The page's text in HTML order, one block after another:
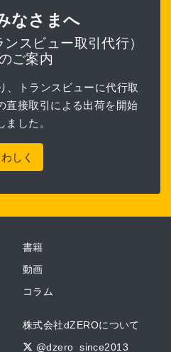
なさまへ
ンスビュー取引代行）
ご案内
、トランスビューに代行取
直接取引による出荷を開始
ました。
わしく
書籍
動画
コラム
株式会社dZEROについて
@dzero_since2013